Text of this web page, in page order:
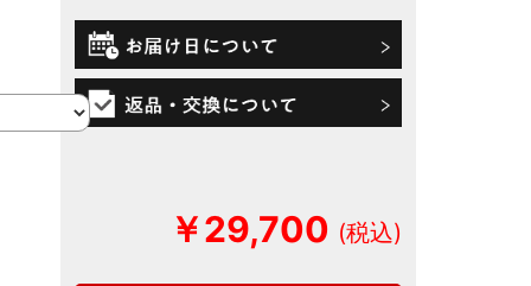
￥29,700